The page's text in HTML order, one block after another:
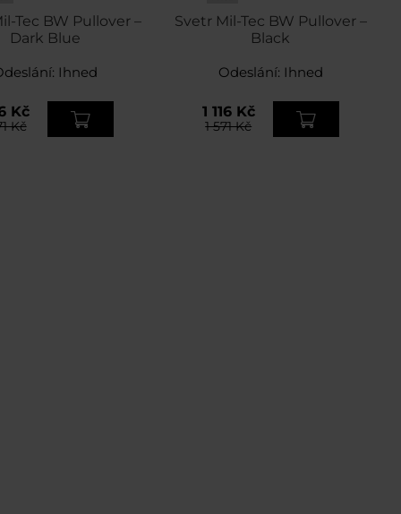
Tec BW Pullover –
Dark Blue
Ihned
Kč
Kč
Svetr Mil-Tec BW Pullover –
Black
Odeslání: Ihned
1 116 Kč
1 571 Kč